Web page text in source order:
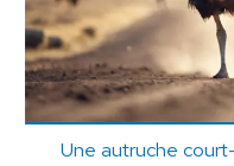
Une autruche